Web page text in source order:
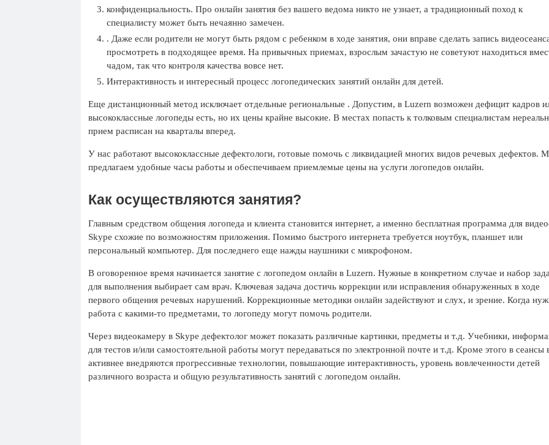
конфиденциальность. Про онлайн занятия без вашего ведома никто не узнает, а традиционный поход к
специалисту может быть нечаянно замечен.
. Даже если родители не могут быть рядом с ребенком в ходе занятия, они вправе сделать запись
просмотреть в подходящее время. На привычных приемах, взрослым зачастую не советуют находиться
чадом, так что контроля качества вовсе нет.
Интерактивность и интересный процесс логопедических занятий онлайн для детей.
Еще дистанционный метод исключает отдельные региональные . Допустим, в Luzern возможен дефицит кадров
высококлассные логопеды есть, но их цены крайне высокие. В местах попасть к толковым специалистам
прием расписан на кварталы вперед.
У нас работают высококлассные дефектологи, готовые помочь с ликвидацией многих видов речевых дефектов.
предлагаем удобные часы работы и обеспечиваем приемлемые цены на услуги логопедов онлайн.
Как осуществляются занятия?
Главным средством общения логопеда и клиента становится интернет, а именно бесплатная программа для
Skype схожие по возможностям приложения. Помимо быстрого интернета требуется ноутбук, планшет или
персональный компьютер. Для последнего еще нажды наушники с микрофоном.
В оговоренное время начинается занятие с логопедом онлайн в Luzern. Нужные в конкретном случае и набор
для выполнения выбирает сам врач. Ключевая задача достичь коррекции или исправления обнаруженных в ходе
первого общения речевых нарушений. Коррекционные методики онлайн задействуют и слух, и зрение. Когда
работа с какими-то предметами, то логопеду могут помочь родители.
Через видеокамеру в Skype дефектолог может показать различные картинки, предметы и т.д. Учебники,
для тестов и/или самостоятельной работы могут передаваться по электронной почте и т.д. Кроме этого в сеансы
активнее внедряются прогрессивные технологии, повышающие интерактивность, уровень вовлеченности детей
различного возраста и общую результативность занятий с логопедом онлайн.